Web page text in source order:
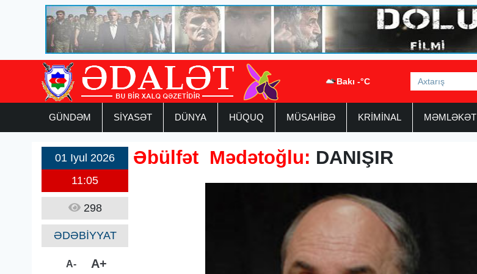
Bakı -°C
GÜNDƏM SİYASƏT DÜNYA HÜQUQ MÜSAHİBƏ KRİMİNAL MƏMLƏKƏT
01 Iyul 2026
11:05
298
ƏDƏBİYYAT
A- A+
Əbülfət Mədətoğlu: DANIŞIR